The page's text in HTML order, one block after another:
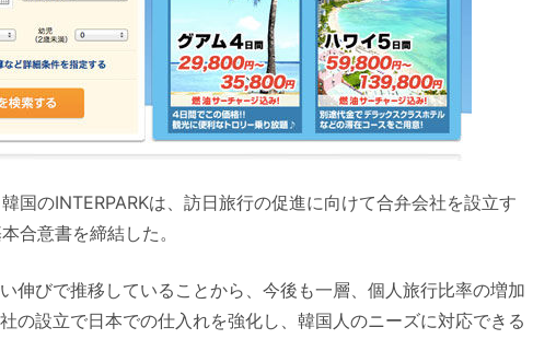
国のINTERPARKは、訪日旅行の促進に向けて合弁会社を設立す
合意書を締結した。
伸びで推移していることから、今後も一層、個人旅行比率の増加
の設立で日本での仕入れを強化し、韓国人のニーズに対応できる